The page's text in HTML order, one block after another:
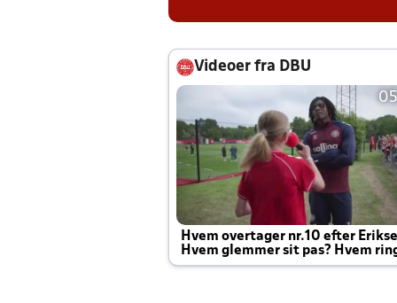
Videoer fra DBU
Hvem overtager nr.10 efter
Hvem glemmer sit pas? Hvem
Joachim altid til efter kampe?